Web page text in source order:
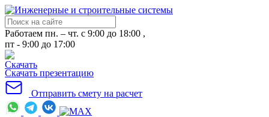
Работаем пн. – чт. с 9:00 до 18:00 ,
пт - 9:00 до 17:00
Скачать презентацию
Отправить смету на расчет